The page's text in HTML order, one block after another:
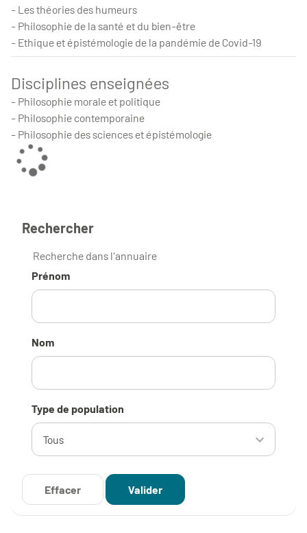
- Les théories des humeurs
- Philosophie de la santé et du bien-être
- Ethique et épistémologie de la pandémie de Covid-19
Disciplines enseignées
- Philosophie morale et politique
- Philosophie contemporaine
- Philosophie des sciences et épistémologie
Rechercher
Recherche dans l'annuaire
Prénom
Nom
Type de population